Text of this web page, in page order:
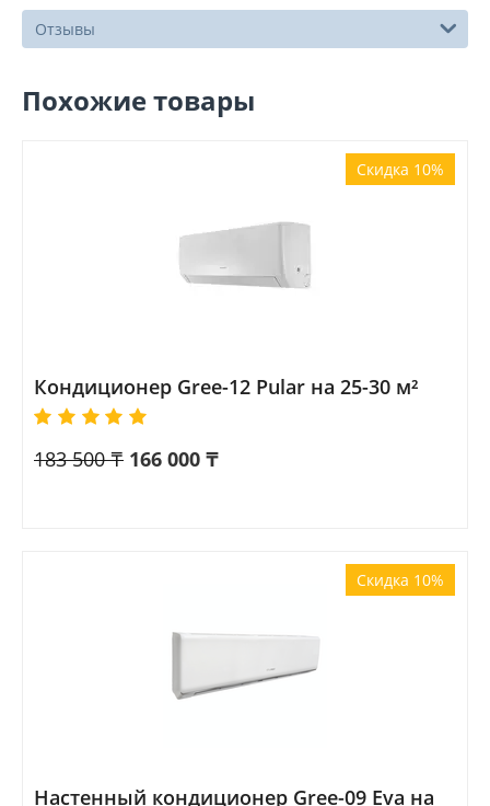
Отзывы
Похожие товары
Скидка 10%
Кондиционер Gree-12 Pular на 25-30 м²
183 500 ₸ 166 000 ₸
Скидка 10%
Настенный кондиционер Gree-09 Eva на